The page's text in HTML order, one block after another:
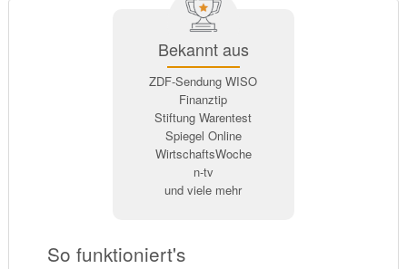
Bekannt aus
ZDF-Sendung WISO
Finanztip
Stiftung Warentest
Spiegel Online
WirtschaftsWoche
n-tv
und viele mehr
So funktioniert's